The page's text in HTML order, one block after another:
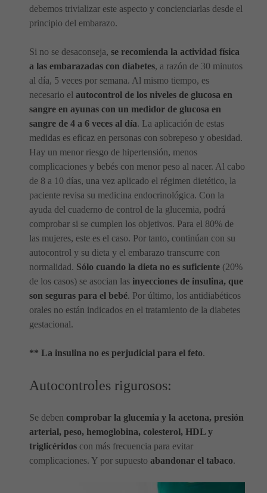
debemos trivializar este aspecto y concienciarlas desde el
principio del embarazo.
Si no se desaconseja, se recomienda la actividad física
a las embarazadas con diabetes, a razón de 30 minutos
al día, 5 veces por semana. Al mismo tiempo, es
necesario el autocontrol de los niveles de glucosa en
sangre en ayunas con un medidor de glucosa en
sangre de 4 a 6 veces al día. La aplicación de estas
medidas es eficaz en personas con sobrepeso y obesidad.
Hay un menor riesgo de hipertensión, menos
complicaciones y bebés con menor peso al nacer. Al cabo
de 8 a 10 días, una vez aplicado el régimen dietético, la
paciente revisa su medicina endocrinológica. Con la
ayuda del cuaderno de control de la glucemia, podrá
comprobar si se cumplen los objetivos. Para el 80% de
las mujeres, este es el caso. Por tanto, continúan con su
autocontrol y su dieta y el embarazo transcurre con
normalidad. Sólo cuando la dieta no es suficiente (20%
de los casos) se asocian las inyecciones de insulina, que
son seguras para el bebé. Por último, los antidiabéticos
orales no están indicados en el tratamiento de la diabetes
gestacional.
** La insulina no es perjudicial para el feto.
Autocontroles rigurosos:
Se deben comprobar la glucemia y la acetona, presión
arterial, peso, hemoglobina, colesterol, HDL y
triglicéridos con más frecuencia para evitar
complicaciones. Y por supuesto abandonar el tabaco.